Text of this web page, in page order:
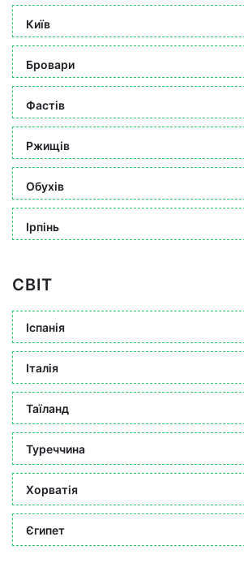
Київ
Бровари
Фастів
Ржищів
Обухів
Ірпінь
СВІТ
Іспанія
Італія
Таїланд
Туреччина
Хорватія
Єгипет